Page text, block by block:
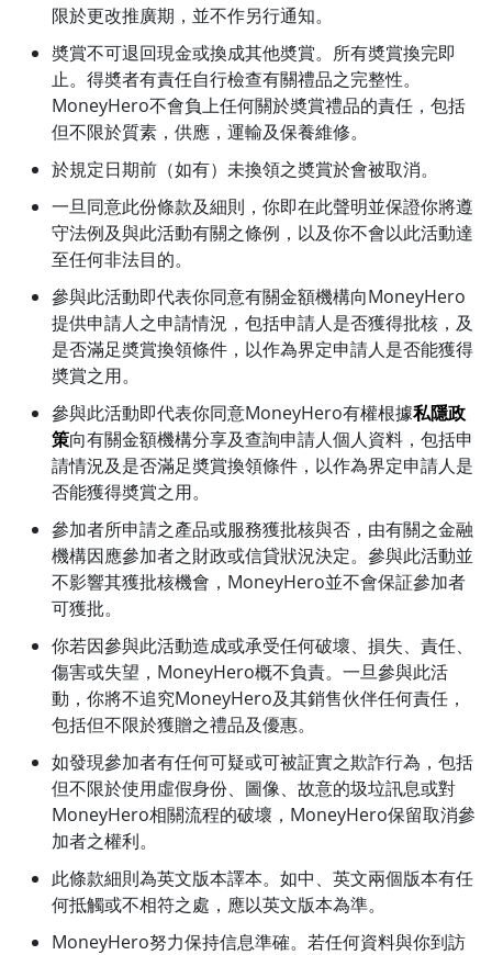
限於更改推廣期，並不作另行通知。
奬賞不可退回現金或換成其他奬賞。所有奬賞換完即
止。得奬者有責任自行檢查有關禮品之完整性。
MoneyHero不會負上任何關於奬賞禮品的責任，包括
但不限於質素，供應，運輸及保養維修。
於規定日期前（如有）未換領之奬賞於會被取消。
一旦同意此份條款及細則，你即在此聲明並保證你將遵
守法例及與此活動有關之條例，以及你不會以此活動達
至任何非法目的。
參與此活動即代表你同意有關金額機構向MoneyHero
提供申請人之申請情況，包括申請人是否獲得批核，及
是否滿足奬賞換領條件，以作為界定申請人是否能獲得
奬賞之用。
參與此活動即代表你同意MoneyHero有權根據私隱政
策向有關金額機構分享及查詢申請人個人資料，包括申
請情況及是否滿足奬賞換領條件，以作為界定申請人是
否能獲得奬賞之用。
參加者所申請之產品或服務獲批核與否，由有關之金融
機構因應參加者之財政或信貸狀況決定。參與此活動並
不影響其獲批核機會，MoneyHero並不會保証參加者
可獲批。
你若因參與此活動造成或承受任何破壞、損失、責任、
傷害或失望，MoneyHero概不負責。一旦參與此活
動，你將不追究MoneyHero及其銷售伙伴任何責任，
包括但不限於獲贈之禮品及優惠。
如發現參加者有任何可疑或可被証實之欺詐行為，包括
但不限於使用虛假身份、圖像、故意的圾垃訊息或對
MoneyHero相關流程的破壞，MoneyHero保留取消參
加者之權利。
此條款細則為英文版本譯本。如中、英文兩個版本有任
何抵觸或不相符之處，應以英文版本為準。
MoneyHero努力保持信息準確。若任何資料與你到訪